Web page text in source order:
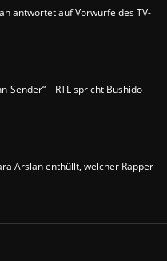
antwortet auf Vorwürfe des TV-
Sender“ – RTL spricht Bushido
Arslan enthüllt, welcher Rapper